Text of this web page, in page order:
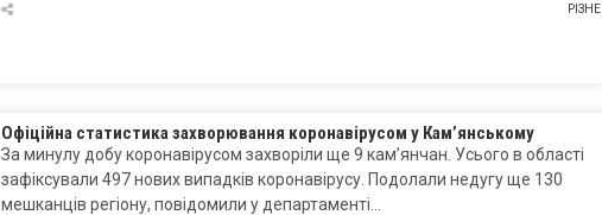
РІЗНЕ
Офіційна статистика захворювання коронавірусом у Кам’янському
За минулу добу коронавірусом захворіли ще 9 кам’янчан. Усього в області
зафіксували 497 нових випадків коронавірусу. Подолали недугу ще 130
мешканців регіону, повідомили у департаменті…